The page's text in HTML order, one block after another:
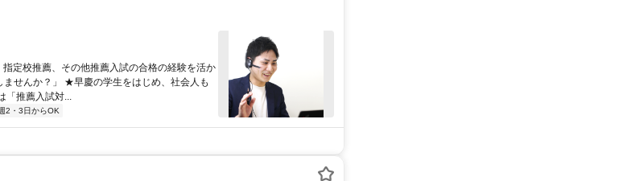
定校推薦、その他推薦入試の合格の経験を活か
ませんか？」 ★早慶の学生をはじめ、社会人も
「推薦入試対...
2・3日からOK